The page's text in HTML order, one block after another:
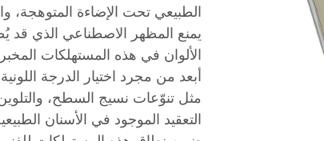
الطبيعي تحت الإضاءة المتوهجة،
يمنع المظهر الاصطناعي الذي
الألوان في هذه المستهلكات
أبعد من مجرد اختيار الدرجة
مثل تنوّعات نسيج السطح،
التعقيد الموجود في الأسنان